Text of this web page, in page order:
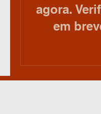
agora.
em